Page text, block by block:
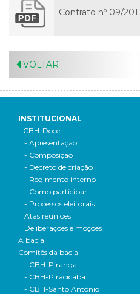
Contrato nº 09/
VOLTAR
INSTITUCIONAL
- CBH-Doce
- Apresentação
- Composição
- Decreto de criação
- Regimento interno
- Como participar
- Processos eleitorais
Atas reuniões
Deliberações e moçoes
A bacia
Comitês da bacia
- CBH-Piranga
- CBH-Piracicaba
- CBH-Santo Antônio